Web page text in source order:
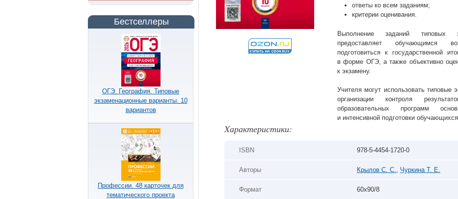
Бестселлеры
ОГЭ. География. Типовые
экзаменационные варианты. 10
вариантов
Профессии. 48 карточек для
тематического проекта
ответы ко всем заданиям;
критерии оценивания.
Выполнение заданий типовых
предоставляет обучающимся
подготовиться к государственной
в форме ОГЭ, а также объективно
к экзамену.
Учителя могут использовать типовые
организации контроля
образовательных программ
и интенсивной подготовки
Xарактеристики:
ISBN 978-5-4454-1720-0
Авторы Крылов С. С., Чуркина Т. Е.
Формат 60х90/8